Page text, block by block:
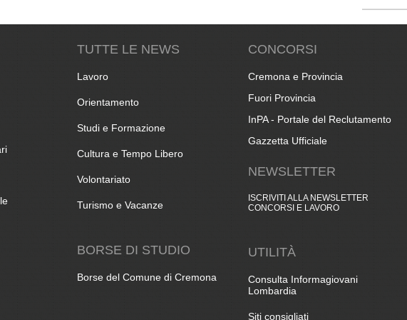
TUTTE LE NEWS
Lavoro
Orientamento
Studi e Formazione
Cultura e Tempo Libero
Volontariato
Turismo e Vacanze
BORSE DI STUDIO
Borse del Comune di Cremona
CONCORSI
Cremona e Provincia
Fuori Provincia
InPA - Portale del Reclutamento
Gazzetta Ufficiale
NEWSLETTER
ISCRIVITI ALLA NEWSLETTER
CONCORSI E LAVORO
UTILITÀ
Consulta Informagiovani
Lombardia
Siti consigliati